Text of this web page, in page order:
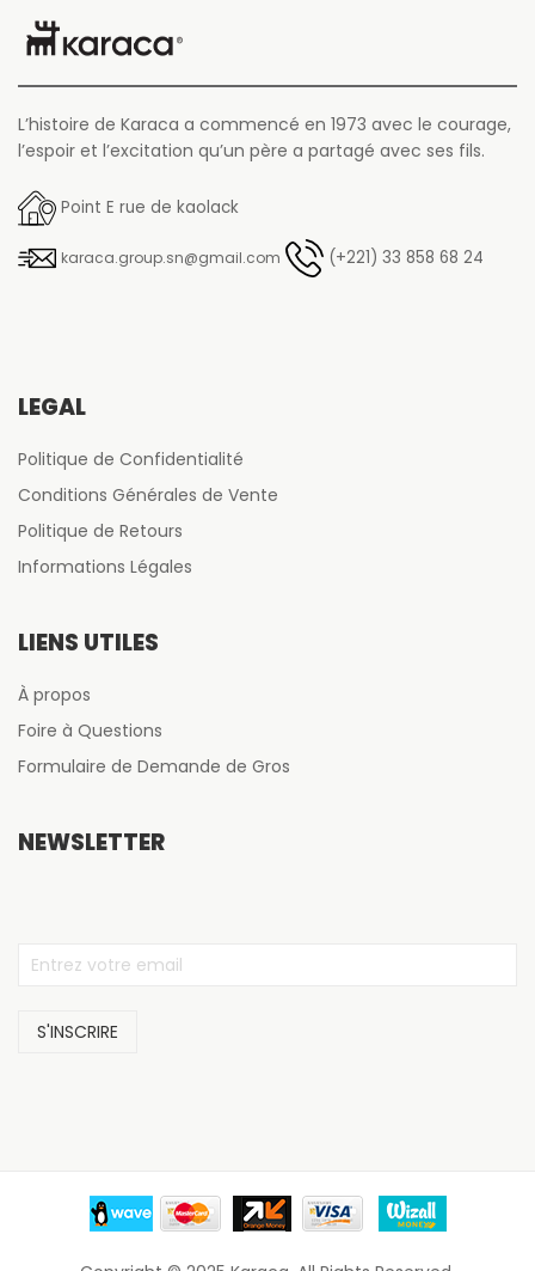
L’histoire de Karaca a commencé en 1973 avec le courage,
l’espoir et l’excitation qu’un père a partagé avec ses fils.
Point E rue de kaolack
karaca.group.sn@gmail.com (+221) 33 858 68 24
LÉGAL
Politique de Confidentialité
Conditions Générales de Vente
Politique de Retours
Informations Légales
LIENS UTILES
À propos
Foire à Questions
Formulaire de Demande de Gros
NEWSLETTER